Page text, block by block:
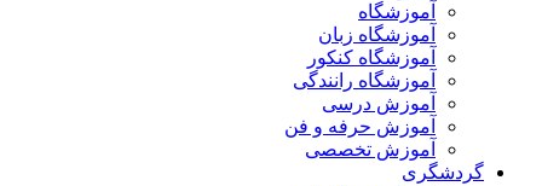
آموزشگاه
آموزشگاه زبان
آموزشگاه کنکور
آموزشگاه رانندگی
آموزش درسی
آموزش حرفه و فن
آموزش تخصصی
گردشگری